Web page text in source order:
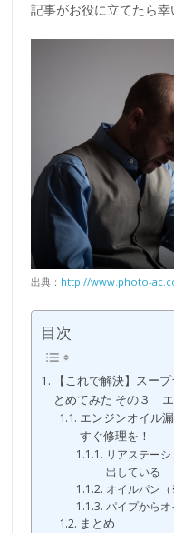
記事がお役に立てたら幸
出典： http://www.photo-
目次
【これで解決】スー
とめてみた その３
エンジンオイル
すぐ修理を！
リアステー
出している
オイルパン
パイプから
まとめ